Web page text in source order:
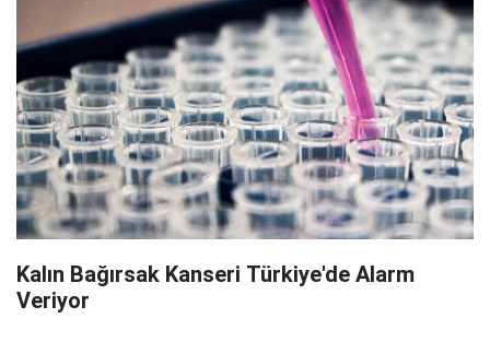
Kalın Bağırsak Kanseri Türkiye'de Alarm
Veriyor